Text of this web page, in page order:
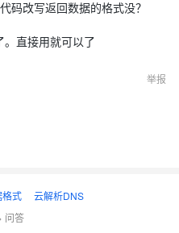
码改写返回数据的格式没？
。直接用就可以了
举报
格式
云解析DNS
问答